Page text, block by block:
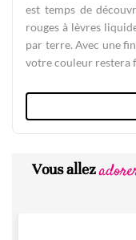
est temps de
rouges à lèvres
par terre. Avec une
votre couleur restera
Vous allez